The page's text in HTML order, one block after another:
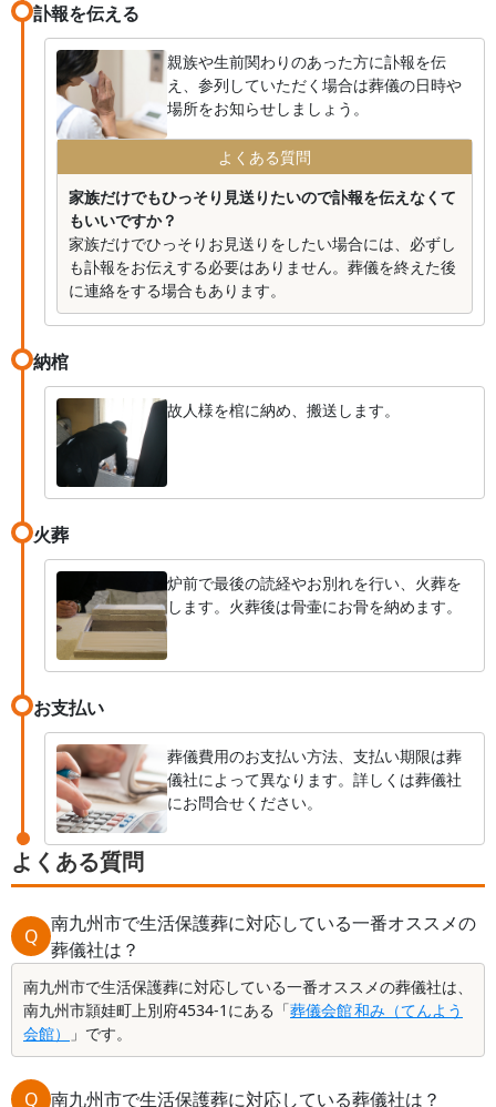
訃報を伝える
親族や生前関わりのあった方に訃報を伝
え、参列していただく場合は葬儀の日時や
場所をお知らせしましょう。
よくある質問
家族だけでもひっそり見送りたいので訃報を伝えなくて
もいいですか？
家族だけでひっそりお見送りをしたい場合には、必ずし
も訃報をお伝えする必要はありません。葬儀を終えた後
に連絡をする場合もあります。
納棺
故人様を棺に納め、搬送します。
火葬
炉前で最後の読経やお別れを行い、火葬を
します。火葬後は骨壷にお骨を納めます。
お支払い
葬儀費用のお支払い方法、支払い期限は葬
儀社によって異なります。詳しくは葬儀社
にお問合せください。
よくある質問
Q
南九州市で生活保護葬に対応している一番オススメの
葬儀社は？
南九州市で生活保護葬に対応している一番オススメの葬儀社は、
南九州市頴娃町上別府4534-1にある「葬儀会館 和み（てんよう
会館）
」です。
Q 南九州市で生活保護葬に対応している葬儀社は？